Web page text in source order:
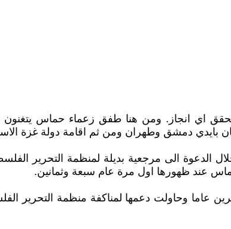
اي انجاز. ومن هنا طفق زعماء حماس يتغنون
بايدي دمشق وطهران ومن ثم اقامة دولة غزة
الدعوة الى مرجعية بديلة لمنظمة التحرير
عند ظهورها اول مرة عام سبعة وثمانين.
وحاولت دعمها لمناكفة منظمة التحرير